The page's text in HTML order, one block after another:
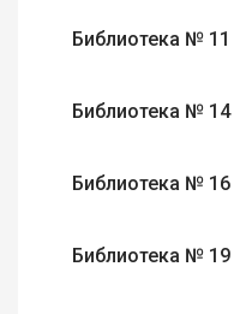
Библиотека № 11
Библиотека № 14
Библиотека № 16
Библиотека № 19